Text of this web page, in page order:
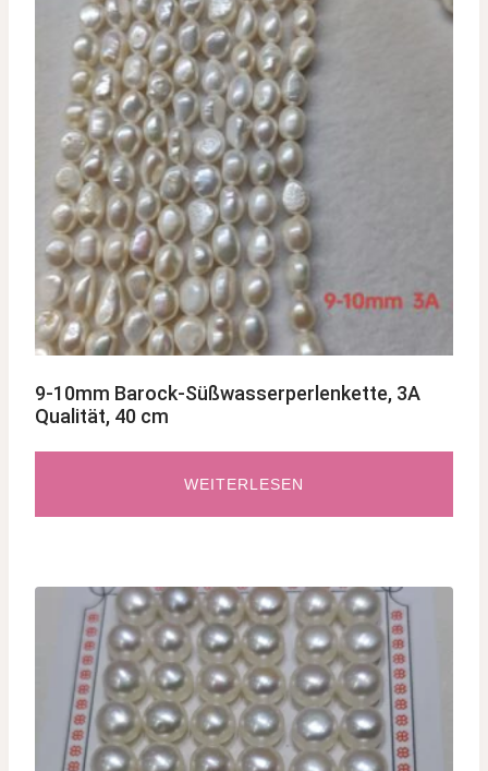
9-10mm Barock-Süßwasserperlenkette, 3A
Qualität, 40 cm
WEITERLESEN